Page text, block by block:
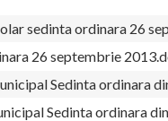
sedinta ordinara 26
26 septembrie
Sedinta ordinara
Sedinta ordinara